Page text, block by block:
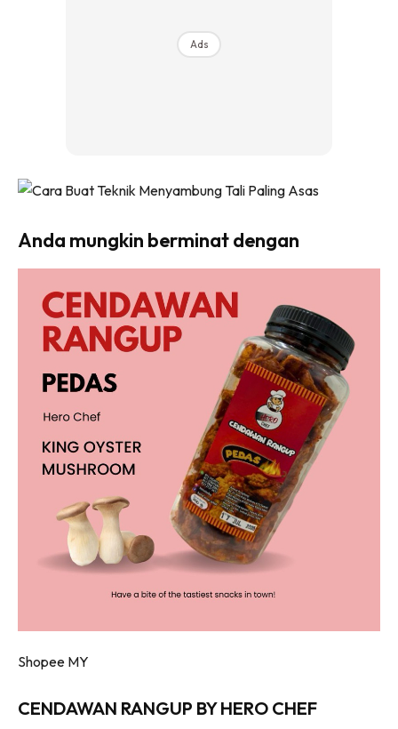
Ads
Anda mungkin berminat dengan
Shopee MY
CENDAWAN RANGUP BY HERO CHEF